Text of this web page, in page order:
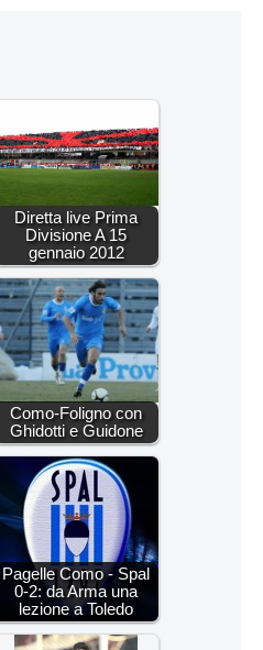
Diretta live Prima
Divisione A 15
gennaio 2012
Como-Foligno con
Ghidotti e Guidone
Pagelle Como - Spal
0-2: da Arma una
lezione a Toledo